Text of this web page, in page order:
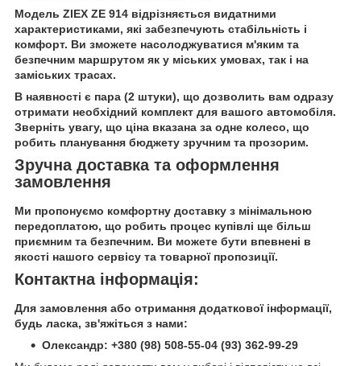
Модель ZIEX ZE 914 відрізняється видатними
характеристиками, які забезпечують стабільність і
комфорт. Ви зможете насолоджуватися м'яким та
безпечним маршрутом як у міських умовах, так і на
заміських трасах.
В наявності є пара (2 штуки), що дозволить вам одразу
отримати необхідний комплект для вашого автомобіля.
Зверніть увагу, що ціна вказана за одне колесо, що
робить планування бюджету зручним та прозорим.
Зручна доставка та оформлення
замовлення
Ми пропонуємо комфортну доставку з мінімальною
передоплатою, що робить процес купівлі ще більш
приємним та безпечним. Ви можете бути впевнені в
якості нашого сервісу та товарної пропозиції.
Контактна інформація:
Для замовлення або отримання додаткової інформації,
будь ласка, зв'яжіться з нами:
Олександр: +380 (98) 508-55-04 (93) 362-99-29